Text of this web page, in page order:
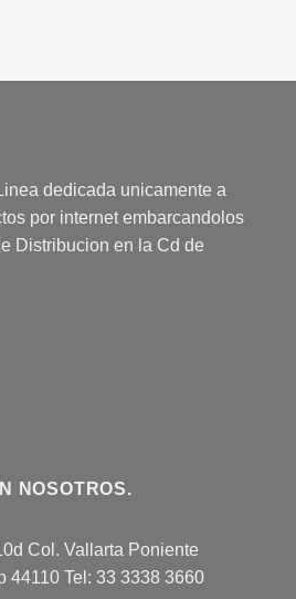
dedicada unicamente a
por internet embarcandolos
Distribucion en la Cd de
NOSOTROS.
Col. Vallarta Poniente
44110 Tel: 33 3338 3660